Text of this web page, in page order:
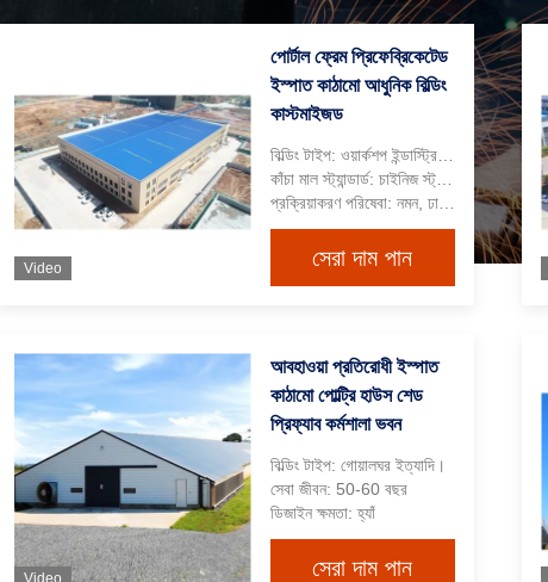
Video
পোর্টাল ফ্রেম প্রিফেব্রিকেটেড
ইস্পাত কাঠামো আধুনিক বিল্ডিং
কাস্টমাইজড
বিল্ডিং টাইপ: ওয়ার্কশপ ইন্ডাস্ট্রিয়াল বিল্ডিং
কাঁচা মাল স্ট্যান্ডার্ড: চাইনিজ স্ট্যান্ডার্ড স্টিল
প্রক্রিয়াকরণ পরিষেবা: নমন, ঢালাই, ডিকোইলিং, কাটিং, পাঞ্চিং, স্প্রে পেইন্টিং
সেরা দাম পান
Video
আবহাওয়া প্রতিরোধী ইস্পাত
কাঠামো পোল্ট্রি হাউস শেড
প্রিফ্যাব কর্মশালা ভবন
বিল্ডিং টাইপ: গোয়ালঘর ইত্যাদি।
সেবা জীবন: 50-60 বছর
ডিজাইন ক্ষমতা: হ্যাঁ
সেরা দাম পান